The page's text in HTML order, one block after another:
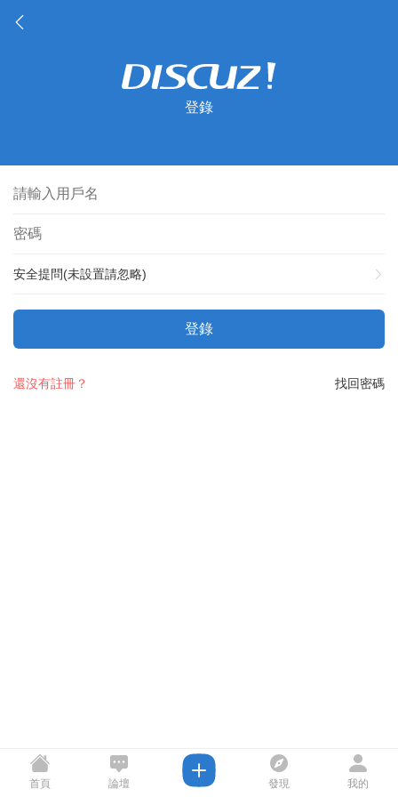
登錄
安全提問(未設置請忽略)
登錄
找回密碼
還沒有註冊？
首頁 論壇 發現 我的